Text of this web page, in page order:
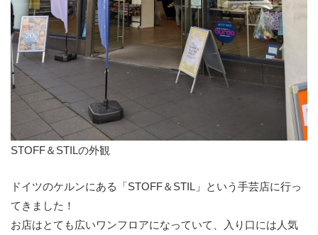
STOFF＆STILの外観
ドイツのケルンにある「STOFF＆STIL」という手芸店に行っ
てきました！
お店はとても広いワンフロアになっていて、入り口には人気